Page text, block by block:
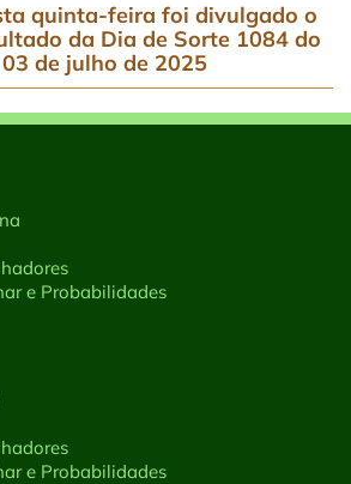
quinta-feira foi divulgado o
da Dia de Sorte 1084 do
de julho de 2025
e Probabilidades
e Probabilidades